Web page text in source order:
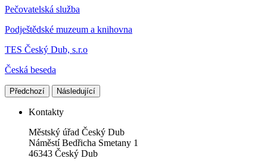
Pečovatelská služba
Podještědské muzeum a knihovna
TES Český Dub, s.r.o
Česká beseda
Předchozí Následující
Kontakty
Městský úřad Český Dub
Náměstí Bedřicha Smetany 1
46343 Český Dub